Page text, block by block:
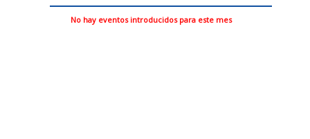
No hay eventos introducidos para este mes